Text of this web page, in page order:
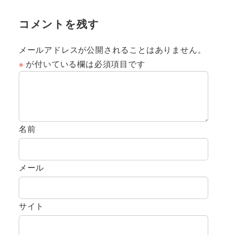
コメントを残す
メールアドレスが公開されることはありません。
※ が付いている欄は必須項目です
名前
メール
サイト